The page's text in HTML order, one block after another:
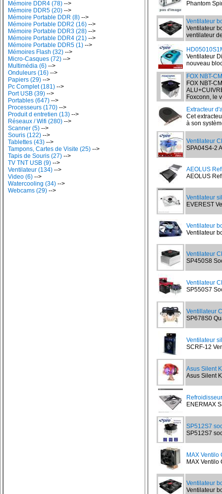
Mémoire DDR4 (78) -->
Mémoire DDR5 (20) -->
Mémoire Portable DDR (8) -->
Mémoire Portable DDR2 (16) -->
Mémoire Portable DDR3 (28) -->
Mémoire Portable DDR4 (21) -->
Mémoire Portable DDR5 (1) -->
Mémoires Flash (32) -->
Micro-Casques (72) -->
Multimédia (6) -->
Onduleurs (16) -->
Papiers (29) -->
Pc Complet (181) -->
Port USB (39) -->
Portables (647) -->
Processeurs (170) -->
Produit d entretien (13) -->
Réseaux / Wifi (280) -->
Scanner (5) -->
Souris (122) -->
Tablettes (43) -->
Tampons, Cartes de Visite (25) -->
Tapis de Souris (27) -->
TV TNT USB (9) -->
Ventilateur (134) -->
Video (6) -->
Watercooling (34) -->
Webcams (29) -->
Phantom
Ventilateur
Ventilateur
ventilateur
Ventilateur
nouveau
FOX NBT-
FOX NBT-
Foxconn, le
Extracteur
Cet
à son
Ventilateur
SPA04S4-2
AEOLUS
AEOLUS
Ventilateur
EVEREST
Ventilateur
Ventilateur
Ventilateur
SP450S8
Ventilateur
SP550S7
Ventillateur
SP678S0
Ventilateur
SCRF-12
Asus Silent
Asus Silent
ENERMAX
SP512S7
SP512S7
MAX Ventilo
MAX Ventilo
Ventilateur
Ventilateur